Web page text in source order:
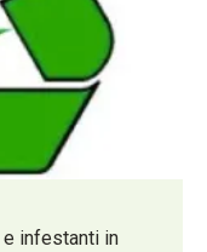
e infestanti in